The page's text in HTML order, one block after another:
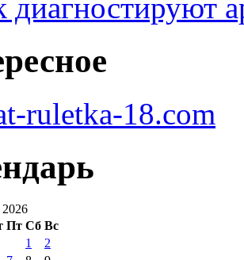
диагностируют
ruletka-18.com
Пт Сб Вс
1
2